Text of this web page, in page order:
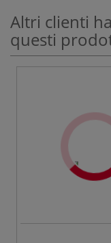
Altri clienti
questi